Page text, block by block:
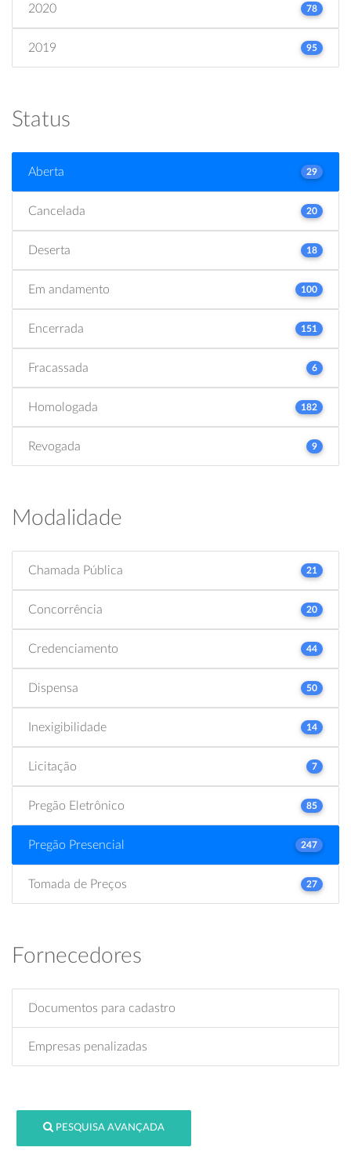
2020 78
2019 95
Status
Aberta 29
Cancelada 20
Deserta 18
Em andamento 100
Encerrada 151
Fracassada 6
Homologada 182
Revogada 9
Modalidade
Chamada Pública 21
Concorrência 20
Credenciamento 44
Dispensa 50
Inexigibilidade 14
Licitação 7
Pregão Eletrônico 85
Pregão Presencial 247
Tomada de Preços 27
Fornecedores
Documentos para cadastro
Empresas penalizadas
PESQUISA AVANÇADA